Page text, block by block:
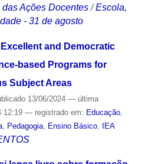
Ações Docentes /Escola,
- 31 de agosto
and Democratic
based Programs for
Subject Areas
13/06/2024 — última
12:19 — registrado em: Educação,
, Pedagogia, Ensino Básico, IEA